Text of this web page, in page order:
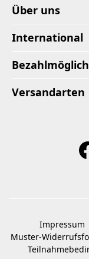
Über uns
International
Versandarten
Impressum
Muster-